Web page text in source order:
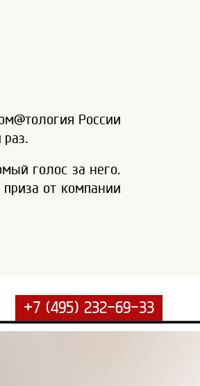
России
голос за него.
от компании
+7 (495) 232-69-33